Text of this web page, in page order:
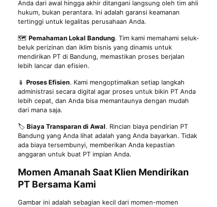
Anda dari awal hingga akhir ditangani langsung oleh tim ahli
hukum, bukan perantara. Ini adalah garansi keamanan
tertinggi untuk legalitas perusahaan Anda.
🗺️ Pemahaman Lokal Bandung. Tim kami memahami seluk-
beluk perizinan dan iklim bisnis yang dinamis untuk
mendirikan PT di Bandung, memastikan proses berjalan
lebih lancar dan efisien.
📱 Proses Efisien. Kami mengoptimalkan setiap langkah
administrasi secara digital agar proses untuk bikin PT Anda
lebih cepat, dan Anda bisa memantaunya dengan mudah
dari mana saja.
🏷️ Biaya Transparan di Awal. Rincian biaya pendirian PT
Bandung yang Anda lihat adalah yang Anda bayarkan. Tidak
ada biaya tersembunyi, memberikan Anda kepastian
anggaran untuk buat PT impian Anda.
Momen Amanah Saat Klien Mendirikan
PT Bersama Kami
Gambar ini adalah sebagian kecil dari momen-momen